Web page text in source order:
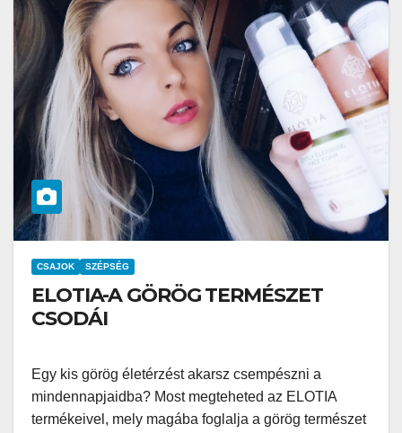
CSAJOK SZÉPSÉG
ELOTIA-A GÖRÖG TERMÉSZET
CSODÁI
Egy kis görög életérzést akarsz csempészni a
mindennapjaidba? Most megteheted az ELOTIA
termékeivel, mely magába foglalja a görög természet